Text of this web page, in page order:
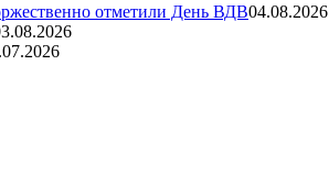
отметили День ВДВ04.08.2026